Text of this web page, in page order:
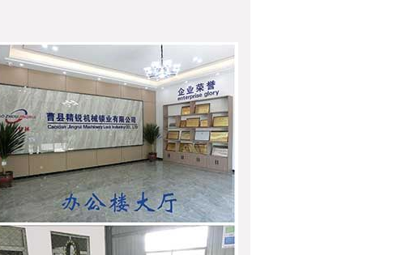
JZ-9.6L自动锁芯双面雕铣机